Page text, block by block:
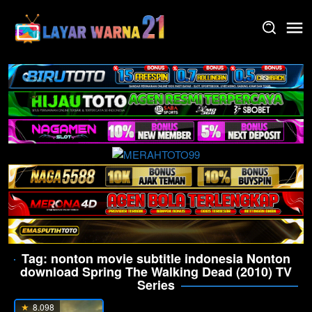
content
Tag: nonton movie subtitle indonesia Nonton
download Spring The Walking Dead (2010) TV
Series
8.098